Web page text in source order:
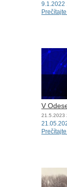
9.1.2022
V
21.5.2023